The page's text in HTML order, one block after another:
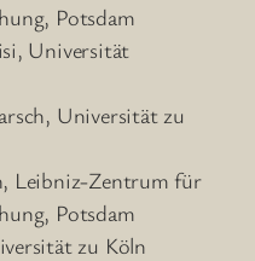
Potsdam
Universität
Universität zu
Leibniz-Zentrum für
Potsdam
zu Köln